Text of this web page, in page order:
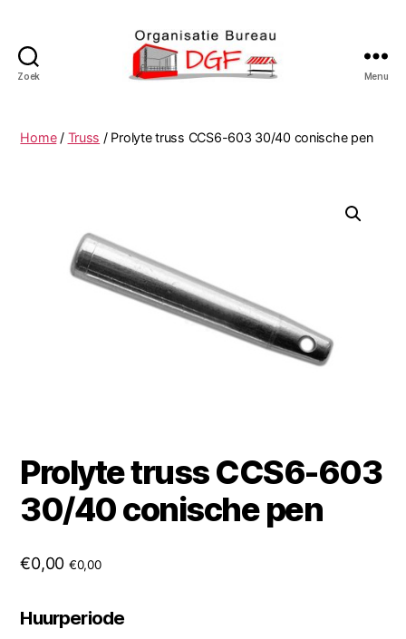
Zoek Menu
Home/ Truss / Prolyte truss CCS6-603 30/40 conische pen
Prolyte truss CCS6-603
30/40 conische pen
€0,00 €0,00
Huurperiode